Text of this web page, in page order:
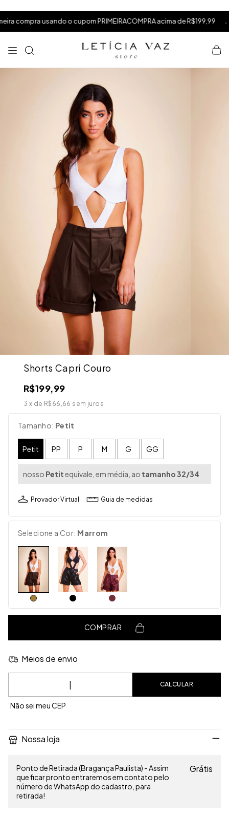
usando o cupom PRIMEIRACOMPRA acima de R$199,99 .
Shorts Capri Couro
R$199,99
3 x de R$66,66 sem juros
Selecione a Cor: Marrom
Tamanho: Petit
Petit PP P M G GG
nosso Petitequivale, em média, ao tamanho 32/34
Provador Virtual Guia de medidas
COMPRAR
Meios de envio
Entregas para o CEP:
CALCULAR
Não sei meu CEP
Nossa loja
Ponto de Retirada (Bragança Paulista) - Assim
que ficar pronto entraremos em contato pelo
número de WhatsApp do cadastro, para
retirada!
Grátis